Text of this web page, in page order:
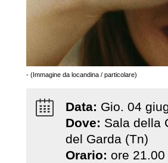
- (Immagine da locandina / particolare)
Data: Gio. 04
Dove: Sala della
del Garda (Tn)
Orario: ore 21.00